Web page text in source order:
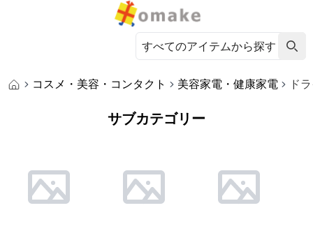
コスメ・美容・コンタクト 美容家電・健康家電 ド
サブカテゴリー